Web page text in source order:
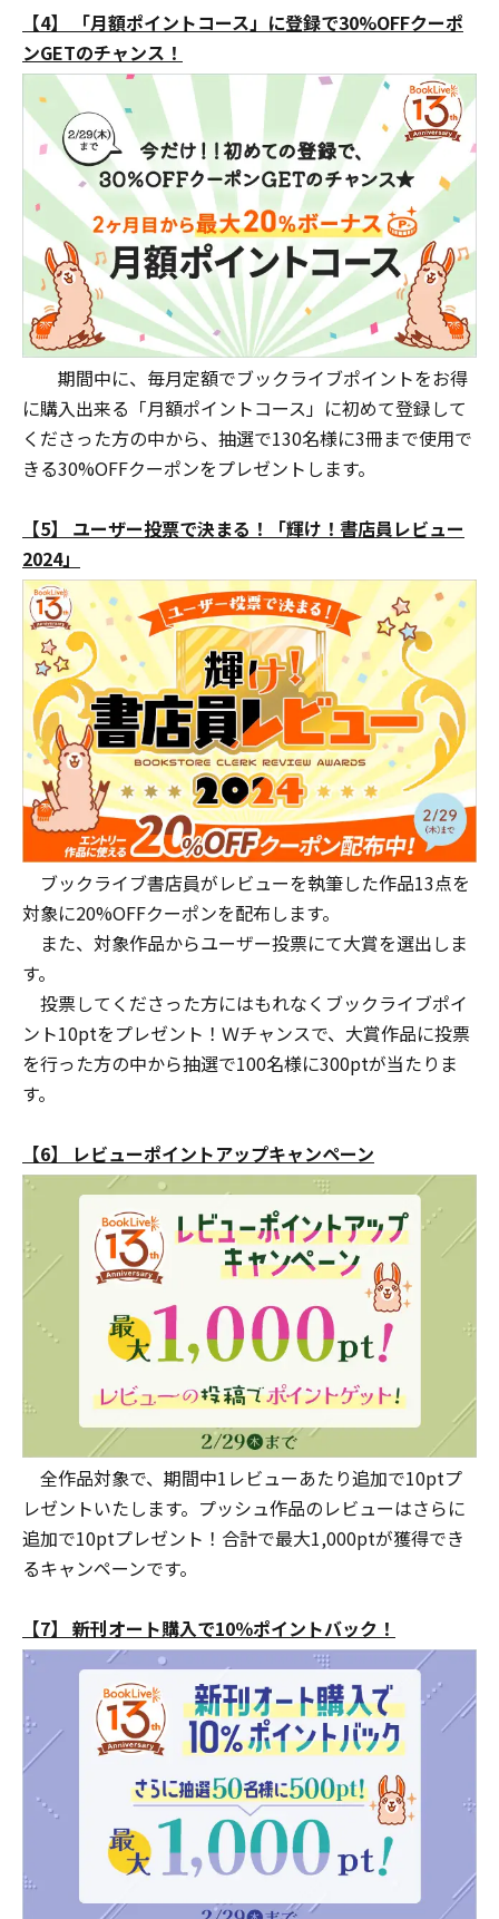
【4】 「月額ポイントコース」に登録で30%OFFクーポ
ンGETのチャンス！
期間中に、毎月定額でブックライブポイントをお得
に購入出来る「月額ポイントコース」に初めて登録して
くださった方の中から、抽選で130名様に3冊まで使用で
きる30%OFFクーポンをプレゼントします。
【5】 ユーザー投票で決まる！「輝け！書店員レビュー
2024」
ブックライブ書店員がレビューを執筆した作品13点を
対象に20%OFFクーポンを配布します。
また、対象作品からユーザー投票にて大賞を選出しま
す。
投票してくださった方にはもれなくブックライブポイ
ント10ptをプレゼント！Ｗチャンスで、大賞作品に投票
を行った方の中から抽選で100名様に300ptが当たりま
す。
【6】 レビューポイントアップキャンペーン
全作品対象で、期間中1レビューあたり追加で10ptプ
レゼントいたします。プッシュ作品のレビューはさらに
追加で10ptプレゼント！合計で最大1,000ptが獲得でき
るキャンペーンです。
【7】 新刊オート購入で10％ポイントバック！